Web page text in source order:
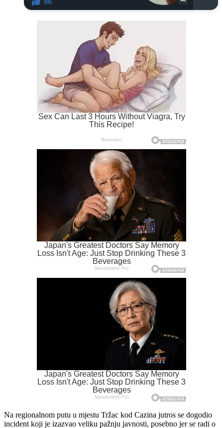
Na regionalnom putu u mjestu Tržac kod Cazina jutros se dogodio
incident koji je izazvao veliku pažnju javnosti, posebno jer se radi o